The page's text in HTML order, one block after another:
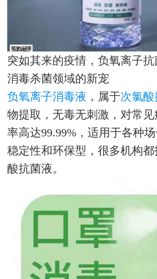
突如其来的疫情，负氧离子
消毒杀菌领域的新宠
负氧离子消毒液 ，属于次氯
物提取，无毒无刺激，对常
率高达99.99%，适用于各种
稳定性和环保型，很多机构
酸抗菌液。